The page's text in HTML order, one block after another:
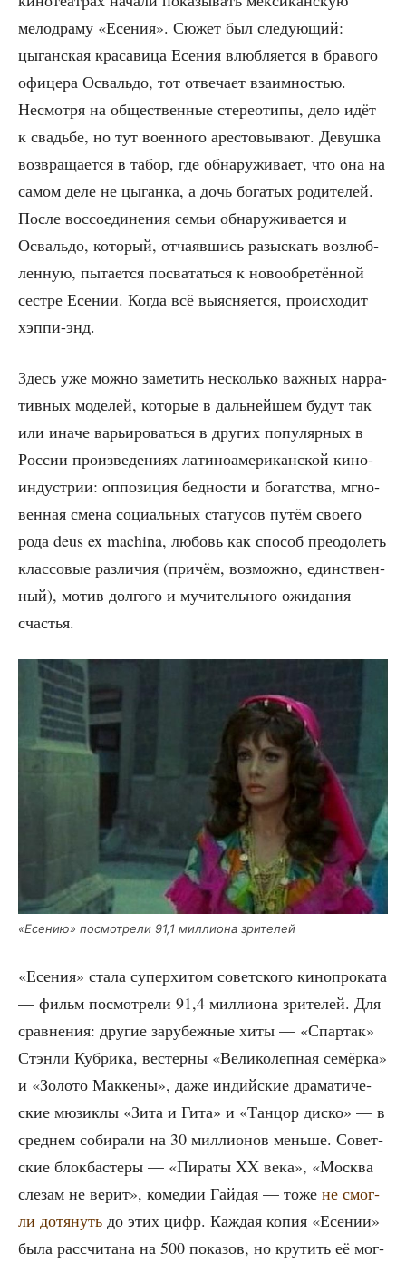
мело­дра­му «Есе­ния». Сюжет был сле­ду­ю­щий:
цыган­ская кра­са­ви­ца Есе­ния влюб­ля­ет­ся в бра­во­го
офи­це­ра Осваль­до, тот отве­ча­ет вза­им­но­стью.
Несмот­ря на обще­ствен­ные сте­рео­ти­пы, дело идёт
к сва­дьбе, но тут воен­но­го аре­сто­вы­ва­ют. Девуш­ка
воз­вра­ща­ет­ся в табор, где обна­ру­жи­ва­ет, что она на
самом деле не цыган­ка, а дочь бога­тых роди­те­лей.
После вос­со­еди­не­ния семьи обна­ру­жи­ва­ет­ся и
Осваль­до, кото­рый, отча­яв­шись разыс­кать воз­люб­
лен­ную, пыта­ет­ся посва­тать­ся к ново­об­ре­тён­ной
сест­ре Есе­нии. Когда всё выяс­ня­ет­ся, про­ис­хо­дит
хэппи-энд.
Здесь уже мож­но заме­тить несколь­ко важ­ных нар­ра­
тив­ных моде­лей, кото­рые в даль­ней­шем будут так
или ина­че варьи­ро­вать­ся в дру­гих попу­ляр­ных в
Рос­сии про­из­ве­де­ни­ях лати­но­аме­ри­кан­ской кино­
ин­ду­стрии: оппо­зи­ция бед­но­сти и богат­ства, мгно­
вен­ная сме­на соци­аль­ных ста­ту­сов путём сво­е­го
рода deus ex machina, любовь как спо­соб пре­одо­леть
клас­со­вые раз­ли­чия (при­чём, воз­мож­но, един­ствен­
ный), мотив дол­го­го и мучи­тель­но­го ожи­да­ния
счастья.
«Есе­нию» посмот­ре­ли 91,1 мил­ли­о­на зрителей
«Есе­ния» ста­ла супер­хи­том совет­ско­го кино­про­ка­та
— фильм посмот­ре­ли 91,4 мил­ли­о­на зри­те­лей. Для
срав­не­ния: дру­гие зару­беж­ные хиты — «Спар­так»
Стэн­ли Куб­ри­ка, вестер­ны «Вели­ко­леп­ная семёр­ка»
и «Золо­то Мак­ке­ны», даже индий­ские дра­ма­ти­че­
ские мюзик­лы «Зита и Гита» и «Тан­цор дис­ко» — в
сред­нем соби­ра­ли на 30 мил­ли­о­нов мень­ше. Совет­
ские блок­ба­сте­ры — «Пира­ты XX века», «Москва
сле­зам не верит», коме­дии Гай­дая — тоже не смог­
ли дотя­нуть до этих цифр. Каж­дая копия «Есе­нии»
была рас­счи­та­на на 500 пока­зов, но кру­тить её мог­